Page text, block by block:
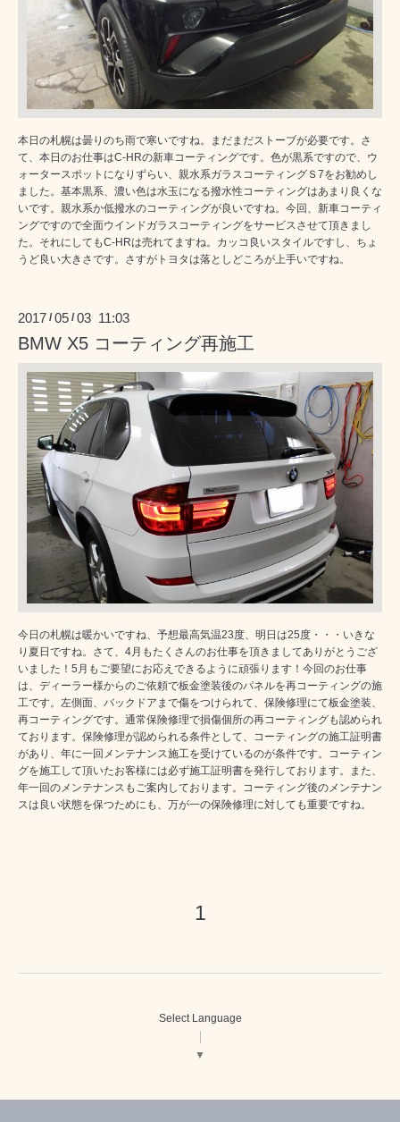
本日の札幌は曇りのち雨で寒いですね。まだまだストーブが必要です。さ
て、本日のお仕事はC-HRの新車コーティングです。色が黒系ですので、ウ
ォータースポットになりずらい、親水系ガラスコーティングＳ7をお勧めし
ました。基本黒系、濃い色は水玉になる撥水性コーティングはあまり良くな
いです。親水系か低撥水のコーティングが良いですね。今回、新車コーティ
ングですので全面ウインドガラスコーティングをサービスさせて頂きまし
た。それにしてもC-HRは売れてますね。カッコ良いスタイルですし、ちょ
うど良い大きさです。さすがトヨタは落としどころが上手いですね。
2017 /05 /03 11:03
BMW X5 コーティング再施工
今日の札幌は暖かいですね、予想最高気温23度、明日は25度・・・いきな
り夏日ですね。さて、4月もたくさんのお仕事を頂きましてありがとうござ
いました！5月もご要望にお応えできるように頑張ります！今回のお仕事
は、ディーラー様からのご依頼で板金塗装後のパネルを再コーティングの施
工です。左側面、バックドアまで傷をつけられて、保険修理にて板金塗装、
再コーティングです。通常保険修理で損傷個所の再コーティングも認められ
ております。保険修理が認められる条件として、コーティングの施工証明書
があり、年に一回メンテナンス施工を受けているのが条件です。コーティン
グを施工して頂いたお客様には必ず施工証明書を発行しております。また、
年一回のメンテナンスもご案内しております。コーティング後のメンテナン
スは良い状態を保つためにも、万が一の保険修理に対しても重要ですね。
1
Select Language
▼